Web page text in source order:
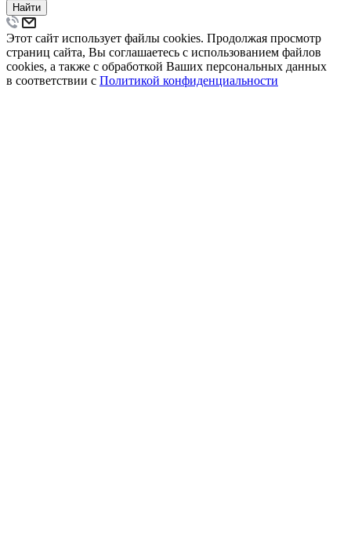
Найти
Этот сайт использует файлы cookies. Продолжая просмотр
страниц сайта, Вы соглашаетесь с использованием файлов
cookies, а также с обработкой Ваших персональных данных
в соответствии с Политикой конфиденциальности